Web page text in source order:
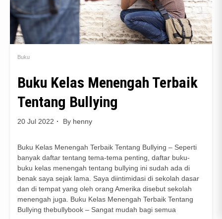
Buku
Buku Kelas Menengah Terbaik
Tentang Bullying
20 Jul 2022 By henny
Buku Kelas Menengah Terbaik Tentang Bullying – Seperti
banyak daftar tentang tema-tema penting, daftar buku-
buku kelas menengah tentang bullying ini sudah ada di
benak saya sejak lama. Saya diintimidasi di sekolah dasar
dan di tempat yang oleh orang Amerika disebut sekolah
menengah juga. Buku Kelas Menengah Terbaik Tentang
Bullying thebullybook – Sangat mudah bagi semua